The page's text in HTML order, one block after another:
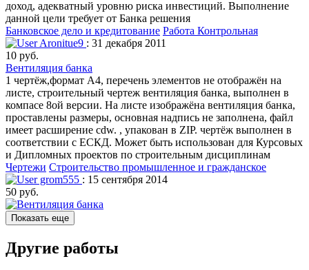
доход, адекватный уровню риска инвестиций. Выполнение
данной цели требует от Банка решения
Банковское дело и кредитование Работа Контрольная
Aronitue9 : 31 декабря 2011
10 руб.
Вентиляция банка
1 чертёж,формат А4, перечень элементов не отображён на
листе, строительный чертеж вентиляция банка, выполнен в
компасе 8ой версии. На листе изображёна вентиляция банка,
проставлены размеры, основная надпись не заполнена, файл
имеет расширение cdw. , упакован в ZIP. чертёж выполнен в
соответствии с ЕСКД. Может быть использован для Курсовых
и Дипломных проектов по строительным дисциплинам
Чертежи Строительство промышленное и гражданское
grom555 : 15 сентября 2014
50 руб.
Показать еще
Другие работы